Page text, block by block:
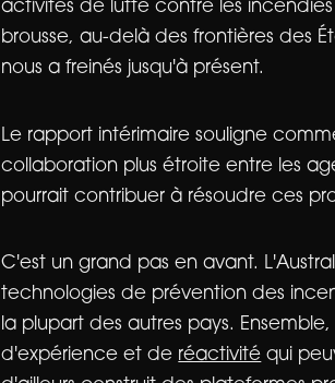
activités de lutte contre les
brousse, au-delà des frontières des
nous a freinés jusqu'à présent.
Le rapport intérimaire souligne
collaboration plus étroite entre les
pourrait contribuer à résoudre ces
C'est un grand pas en avant.
technologies de prévention des
la plupart des autres pays.
d'expérience et de réactivité qui